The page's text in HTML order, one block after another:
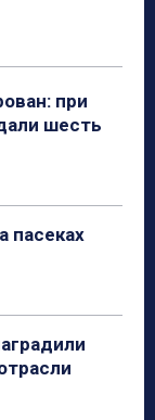
при
шесть
пасеках